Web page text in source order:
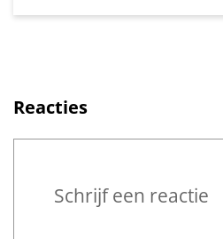
Reacties
Schrijf een reactie